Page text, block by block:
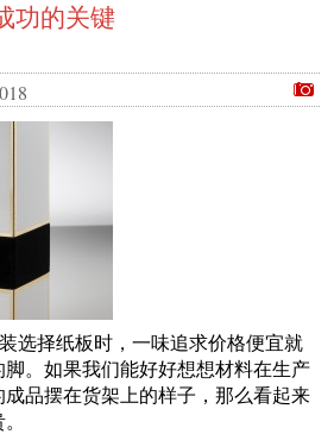
功的关键
选择纸板时，一味追求价格便宜就
。如果我们能好好想想材料在生产
品摆在货架上的样子，那么看起来
。